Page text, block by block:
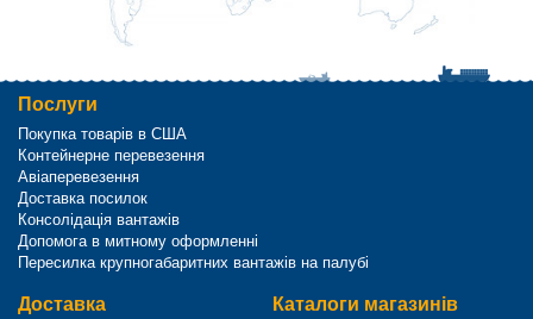
Послуги
Покупка товарів в США
Контейнерне перевезення
Авіаперевезення
Доставка посилок
Консолідація вантажів
Допомога в митному оформленні
Пересилка крупногабаритних вантажів на палубі
Доставка Каталоги магазинів